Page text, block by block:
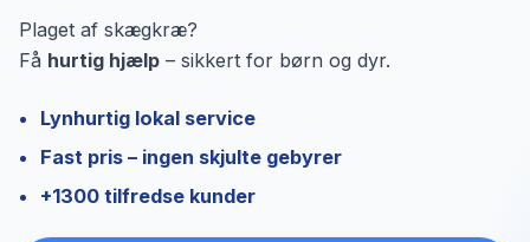
Plaget af skægkræ?
Få hurtig hjælp – sikkert for børn og dyr.
Lynhurtig lokal service
Fast pris – ingen skjulte gebyrer
+1300 tilfredse kunder